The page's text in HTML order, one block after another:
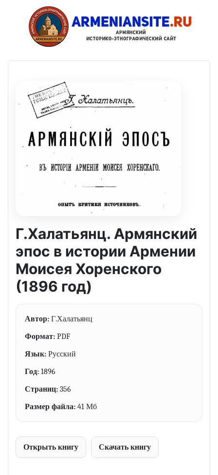
Г.Халатьянц. Армянский
эпос в истории Армении
Моисея Хоренского
(1896 год)
Автор: Г.Халатьянц
Формат: PDF
Язык: Русский
Год: 1896
Страниц: 356
Размер файла: 41 Мб
Открыть книгу Скачать книгу